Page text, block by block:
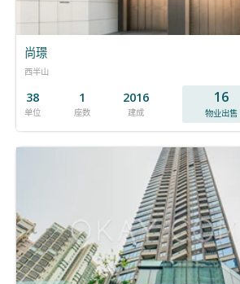
尚璟
西半山
38
单位
1
座数
2016
建成
16
物业出售